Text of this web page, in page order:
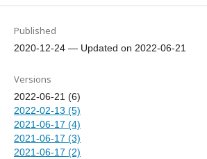
Published
2020-12-24 — Updated on 2022-06-21
Versions
2022-06-21 (6)
2022-02-13 (5)
2021-06-17 (4)
2021-06-17 (3)
2021-06-17 (2)